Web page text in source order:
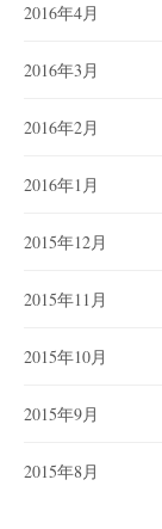
2016年4月
2016年3月
2016年2月
2016年1月
2015年12月
2015年11月
2015年10月
2015年9月
2015年8月